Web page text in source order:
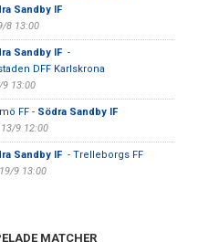
Sandby IF
8 13:00
Sandby IF -
DFF Karlskrona
9 13:00
FF - Södra Sandby IF
9 12:00
Sandby IF - Trelleborgs FF
9 13:00
MATCHER